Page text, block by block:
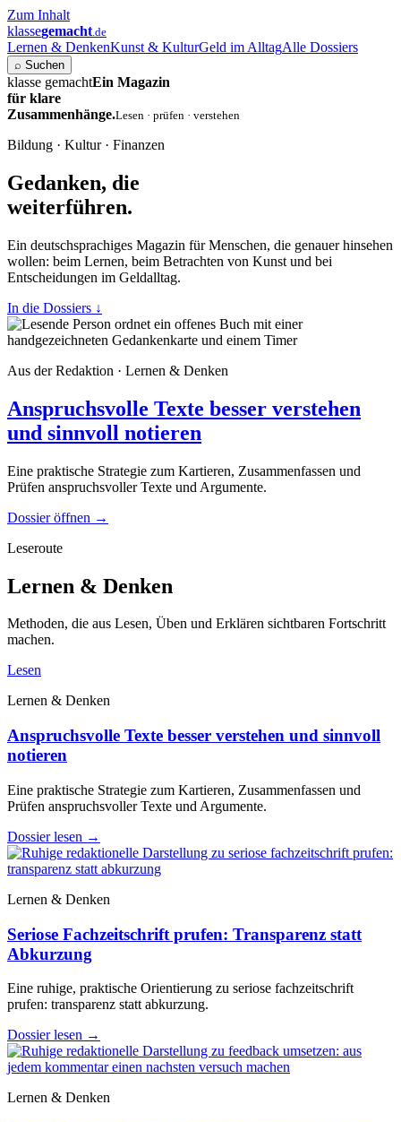
Zum Inhalt
klassegemacht.de
Lernen & DenkenKunst & KulturGeld im AlltagAlle Dossiers
⌕ Suchen
klasse gemachtEin Magazin
für klare
Zusammenhänge.Lesen · prüfen · verstehen
Bildung · Kultur · Finanzen
Gedanken, die
weiterführen.
Ein deutschsprachiges Magazin für Menschen, die genauer hinsehen
wollen: beim Lernen, beim Betrachten von Kunst und bei
Entscheidungen im Geldalltag.
In die Dossiers ↓
Aus der Redaktion · Lernen & Denken
Anspruchsvolle Texte besser verstehen
und sinnvoll notieren
Eine praktische Strategie zum Kartieren, Zusammenfassen und
Prüfen anspruchsvoller Texte und Argumente.
Dossier öffnen →
Leseroute
Lernen & Denken
Methoden, die aus Lesen, Üben und Erklären sichtbaren Fortschritt
machen.
Lesen
Lernen & Denken
Anspruchsvolle Texte besser verstehen und sinnvoll
notieren
Eine praktische Strategie zum Kartieren, Zusammenfassen und
Prüfen anspruchsvoller Texte und Argumente.
Dossier lesen →
Lernen & Denken
Seriose Fachzeitschrift prufen: Transparenz statt
Abkurzung
Eine ruhige, praktische Orientierung zu seriose fachzeitschrift
prufen: transparenz statt abkurzung.
Dossier lesen →
Lernen & Denken